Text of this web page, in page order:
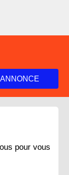
pour vous